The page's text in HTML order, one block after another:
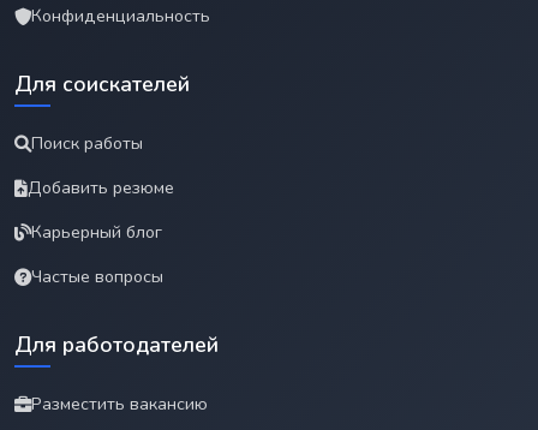
Конфиденциальность
Для соискателей
Поиск работы
Добавить резюме
Карьерный блог
Частые вопросы
Для работодателей
Разместить вакансию